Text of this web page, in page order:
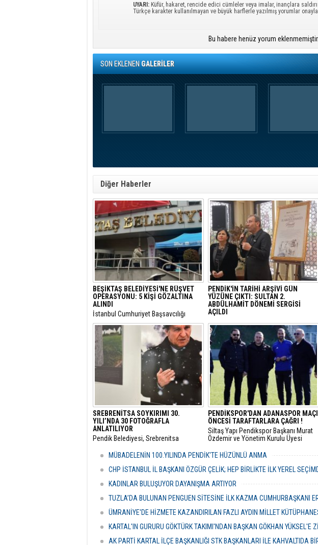
UYARI: Küfür, hakaret, rencide edici cümleler veya imalar, inançlara
Türkçe karakter kullanılmayan ve büyük harflerle yazılmış yorumlar
Bu habere henüz yorum eklenmemiştir.
SON EKLENENGALERİLER
Diğer Haberler
BEŞİKTAŞ BELEDİYESİ'NE RÜŞVET
OPERASYONU: 5 KİŞİ GÖZALTINA
ALINDI
​İstanbul Cumhuriyet Başsavcılığı
tarafından yürütülen yolsuzluk
soruşturması kapsamında, Beşiktaş
Belediyesi’ne operasyon düzenlendi.
PENDİK'İN TARİHİ ARŞİVİ GÜN
YÜZÜNE ÇIKTI: SULTAN 2.
ABDÜLHAMİT DÖNEMİ SERGİSİ
AÇILDI
​Pendik Belediyesi, vefatının 108. yıl
dönümünde Sultan 2. Abdülhamid
Han’ı anlamlı bir kültür sanat
etkinliğiyle anıyor.
SREBRENİTSA SOYKIRIMI 30.
YILI’NDA 30 FOTOĞRAFLA
ANLATILIYOR
Pendik Belediyesi, Srebrenitsa
sergi hazırladı. Mehmet Akif Ersoy
Bosnalı Müslümanların yaşadığı acılar
önüne seriliyor.
PENDİKSPOR'DAN ADANASPOR MAÇI
ÖNCESİ TARAFTARLARA ÇAĞRI !
Siltaş Yapı Pendikspor Başkanı Murat
Özdemir ve Yönetim Kurulu Üyesi
öncesi Pendikspor Tesislerinde
ederek takıma moral verdiler.
MÜBADELENİN 100.YILINDA PENDİK'TE HÜZÜNLÜ ANMA
CHP İSTANBUL İL BAŞKANI ÖZGÜR ÇELİK; HEP BİRLİKTE İLK YEREL
KADINLAR BULUŞUYOR DAYANIŞMA ARTIYOR
TUZLA’DA BULUNAN PENGUEN SİTESİNE İLK KAZMA CUMHURBAŞKANI
ÜMRANİYE'DE HİZMETE KAZANDIRILAN FAZLI AYDIN MİLLET
KARTAL'IN GURURU GÖKTÜRK TAKIMI'NDAN BAŞKAN GÖKHAN YÜKSEL'E
AK PARTİ KARTAL İLÇE BAŞKANLIĞI STK BAŞKANLARI İLE KAHVALTIDA